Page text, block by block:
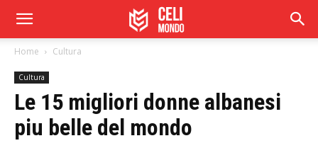
Home Cultura
Cultura
Le 15 migliori donne albanesi
piu belle del mondo